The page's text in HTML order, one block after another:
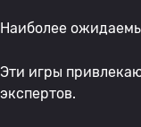
Наиболее
Эти игры
экспертов.